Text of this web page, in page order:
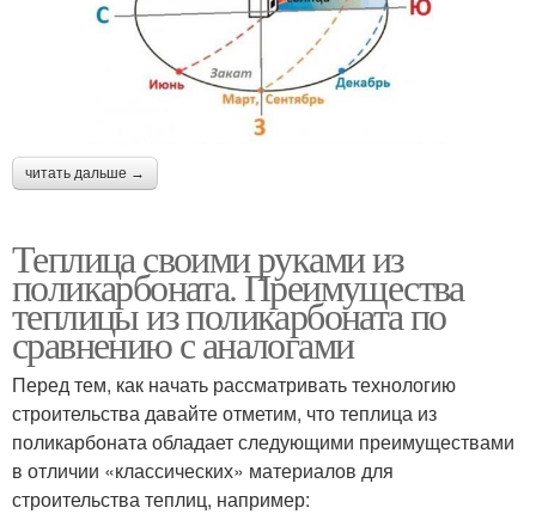
читать дальше →
Теплица своими руками из
поликарбоната. Преимущества
теплицы из поликарбоната по
сравнению с аналогами
Перед тем, как начать рассматривать технологию
строительства давайте отметим, что теплица из
поликарбоната обладает следующими преимуществами
в отличии «классических» материалов для
строительства теплиц, например: